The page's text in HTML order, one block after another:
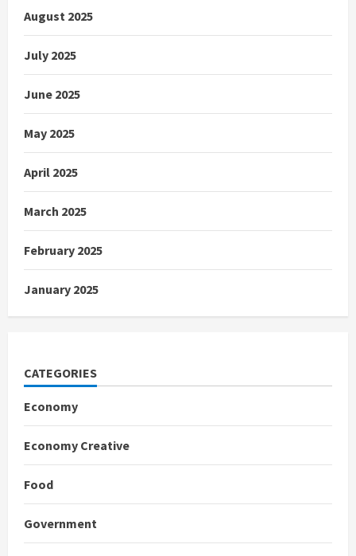
August 2025
July 2025
June 2025
May 2025
April 2025
March 2025
February 2025
January 2025
CATEGORIES
Economy
Economy Creative
Food
Government